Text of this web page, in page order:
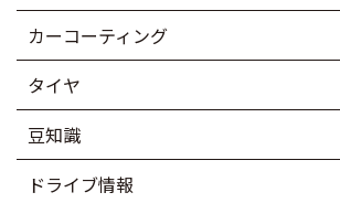
カーコーティング
タイヤ
豆知識
ドライブ情報